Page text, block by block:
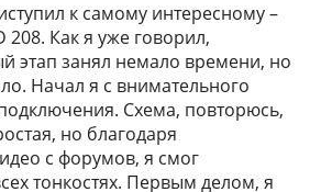
к самому интересному –
Как я уже говорил,
этап занял немало времени, но
Начал я с внимательного
Схема, повторюсь,
но благодаря
с форумов, я смог
тонкостях. Первым делом, я